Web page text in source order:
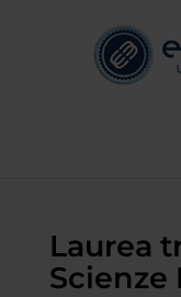
Laurea
Scienze